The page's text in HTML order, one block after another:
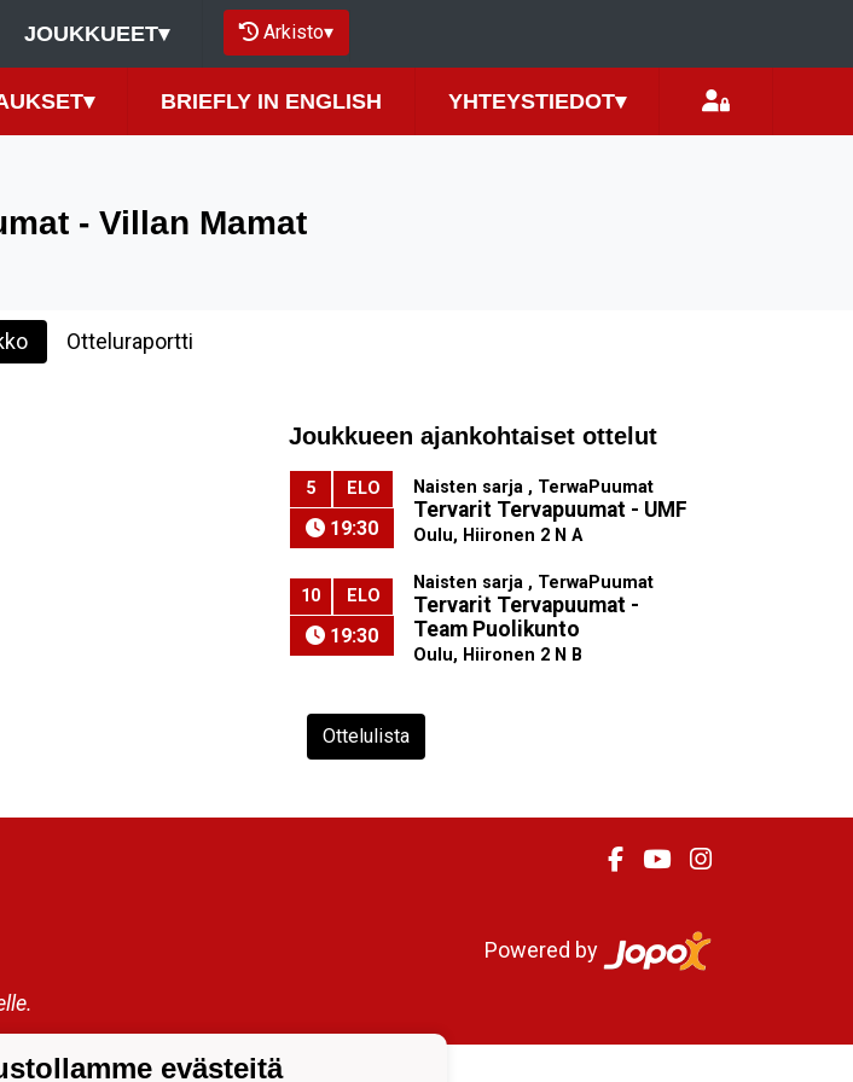
JOUKKUEET▾ Arkisto▾
▾ BRIEFLY IN ENGLISH YHTEYSTIEDOT▾
- Villan Mamat
Otteluraportti
Joukkueen ajankohtaiset ottelut
5 ELO
19:30
Naisten sarja , TerwaPuumat
Tervarit Tervapuumat - UMF
Oulu, Hiironen 2 N A
10 ELO
19:30
Naisten sarja , TerwaPuumat
Tervarit Tervapuumat -
Team Puolikunto
Oulu, Hiironen 2 N B
Ottelulista
Powered by
evästeitä